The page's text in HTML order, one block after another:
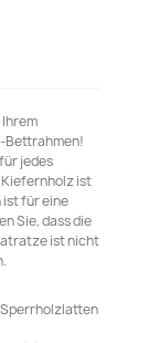
Bettrahmen!
jedes
Kiefernholz ist
ist für eine
Sie, dass die
ist nicht